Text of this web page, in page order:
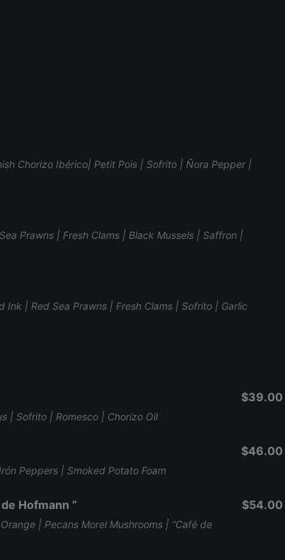
Chorizo Ibérico| Petit Pois | Sofrito | Ñora Pepper |
Prawns | Fresh Clams | Black Mussels | Saffron |
Ink | Red Sea Prawns | Fresh Clams | Sofrito | Garlic
| Sofrito | Romesco | Chorizo Oil
$39.00
Peppers | Smoked Potato Foam
$46.00
Hofmann ”
| Pecans Morel Mushrooms | “Café de
$54.00